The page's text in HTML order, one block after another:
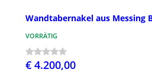
Wandtabernakel aus Messing
VORRÄTIG
€ 4.200,00